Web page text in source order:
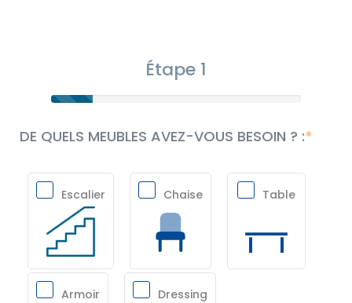
Étape 1
DE QUELS MEUBLES AVEZ-VOUS BESOIN ? :
Escalier Chaise Table
Armoir Dressing